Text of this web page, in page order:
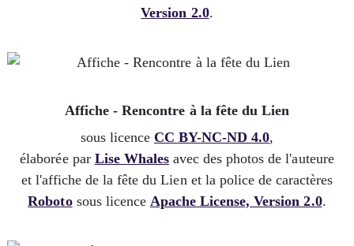
Version 2.0.
Affiche - Rencontre à la fête du Lien
sous licence CC BY-NC-ND 4.0,
élaborée par Lise Whalesavec des photos de l'auteure
et l'affiche de la fête du Lien et la police de caractères
Robotosous licence Apache License, Version 2.0.